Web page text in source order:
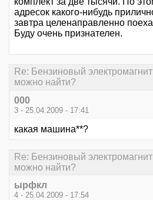
адресок какого-нибудь
завтра целенаправленно
Буду очень признателен.
Re: Бензиновый
можно найти?
000
3 - 25.04.2009 - 17:41
какая машина**?
Re: Бензиновый
можно найти?
ырфкл
4 - 25.04.2009 - 17:54